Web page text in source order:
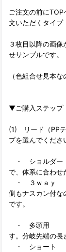
ご注文の前に
文いただくタイプ
３枚目以降の画
せサンプルです。
（色組合せ見本
▼ご購入ステップ
(1) リード（PPテ
プを選んでくださ
・ ショルダー
で、体系に合わせ
・ ３ｗａｙ ：
側もナスカン付な
です。
生地が片面
・ 多頭用 ：基
す。分岐先端の長
・ ショート ：